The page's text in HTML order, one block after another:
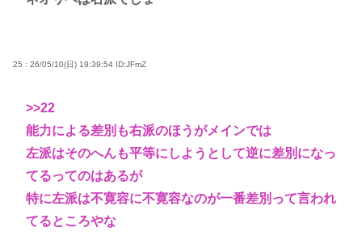
25 : 26/05/10(日) 19:39:54 ID:JFmZ
>>22
能力による差別も右派のほうがメインでは
左派はそのへんも平等にしようとして逆に差別になっ
てるってのはあるが
特に左派は不寛容に不寛容なのが一番差別って言われ
てるところやな